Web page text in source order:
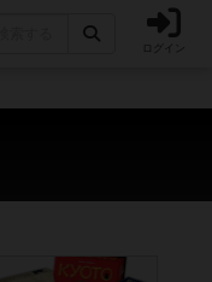
ログイン